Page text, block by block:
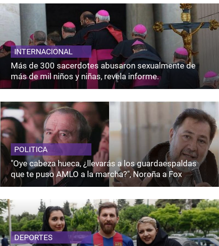
INTERNACIONAL
Más de 300 sacerdotes abusaron sexualmente de
más de mil niños y niñas, revela informe.
POLITICA
"Oye cabeza hueca, ¿llevarás a los guardaespaldas
que te puso AMLO a la marcha?", Noroña a Fox
DEPORTES